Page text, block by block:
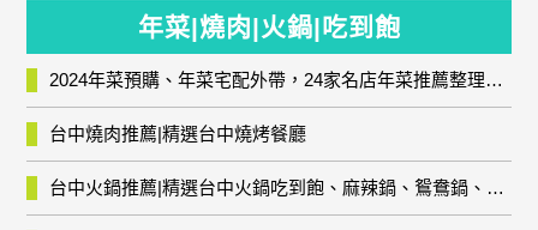
年菜|燒肉|火鍋|吃到飽
2024年菜預購、年菜宅配外帶，24家名店年菜推薦整理，圍爐輕鬆上菜團圓趣
台中燒肉推薦|精選台中燒烤餐廳
台中火鍋推薦|精選台中火鍋吃到飽、麻辣鍋、鴛鴦鍋、石頭火鍋、酸菜白肉鍋、海鮮鍋、燒酒雞、麻油雞、壽喜燒等熱門人氣火鍋店!